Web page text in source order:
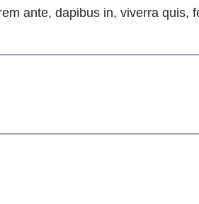
ante, dapibus in, viverra quis,